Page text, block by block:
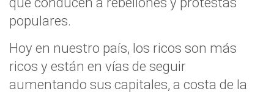
populares.
Hoy en nuestro país, los ricos son más
ricos y están en vías de seguir
aumentando sus capitales, a costa de la